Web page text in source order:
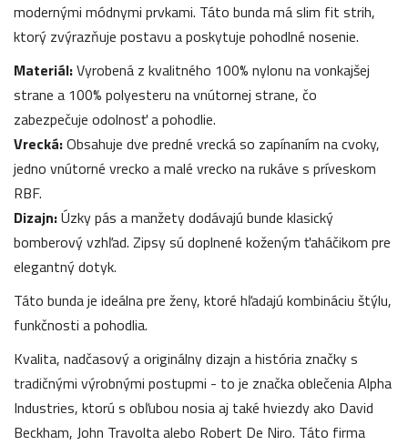
modernými módnymi prvkami. Táto bunda má slim fit strih,
ktorý zvýrazňuje postavu a poskytuje pohodlné nosenie.
Materiál:Vyrobená z kvalitného 100% nylonu na vonkajšej
strane a 100% polyesteru na vnútornej strane, čo
zabezpečuje odolnosť a pohodlie.
Vrecká:Obsahuje dve predné vrecká so zapínaním na cvoky,
jedno vnútorné vrecko a malé vrecko na rukáve s príveskom
RBF.
Dizajn:Úzky pás a manžety dodávajú bunde klasický
bomberový vzhľad. Zipsy sú doplnené koženým ťaháčikom pre
elegantný dotyk.
Táto bunda je ideálna pre ženy, ktoré hľadajú kombináciu štýlu,
funkčnosti a pohodlia.
Kvalita, nadčasový a originálny dizajn a história značky s
tradičnými výrobnými postupmi - to je značka oblečenia Alpha
Industries, ktorú s obľubou nosia aj také hviezdy ako David
Beckham, John Travolta alebo Robert De Niro. Táto firma